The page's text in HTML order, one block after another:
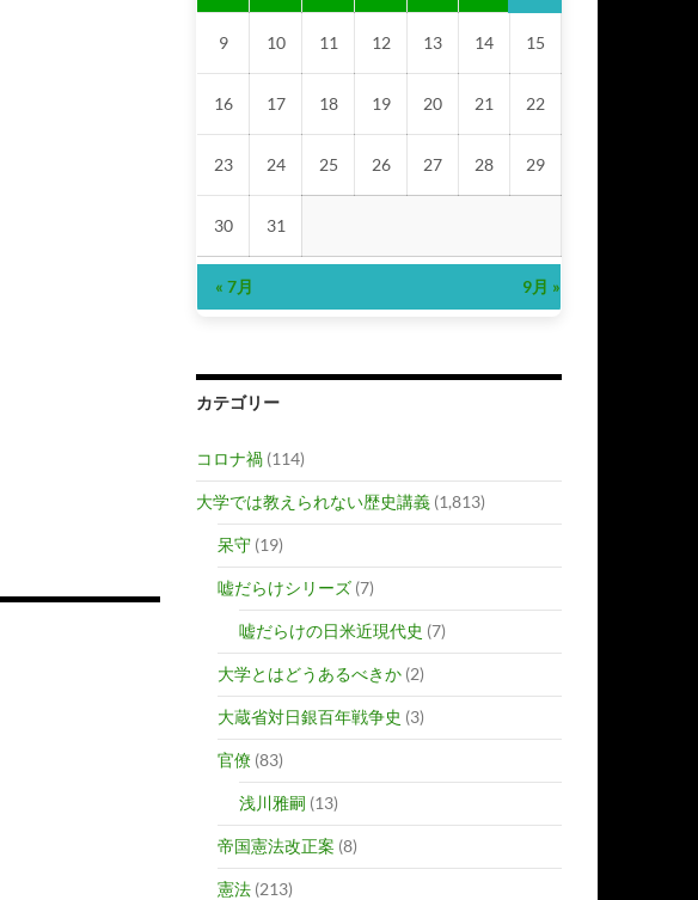
9 10 11 12 13 14 15
16 17 18 19 20 21 22
23 24 25 26 27 28 29
30 31
« 7月 9月 »
カテゴリー
コロナ禍 (114)
大学では教えられない歴史講義 (1,813)
呆守 (19)
嘘だらけシリーズ (7)
嘘だらけの日米近現代史 (7)
大学とはどうあるべきか (2)
大蔵省対日銀百年戦争史 (3)
官僚 (83)
浅川雅嗣 (13)
帝国憲法改正案 (8)
憲法 (213)